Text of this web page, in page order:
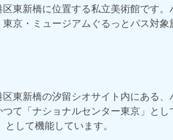
東新橋に位置する私立美術館です
京・ミュージアムぐるっとパス対
東新橋の汐留シオサイト内にある
て「ナショナルセンター東京」と
して機能しています。